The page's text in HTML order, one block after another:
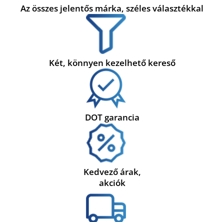
Az összes jelentős márka, széles választékkal
Két, könnyen kezelhető kereső
DOT garancia
Kedvező árak,
akciók